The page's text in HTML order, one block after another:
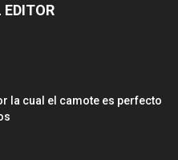
EDITOR
la cual el camote es perfecto